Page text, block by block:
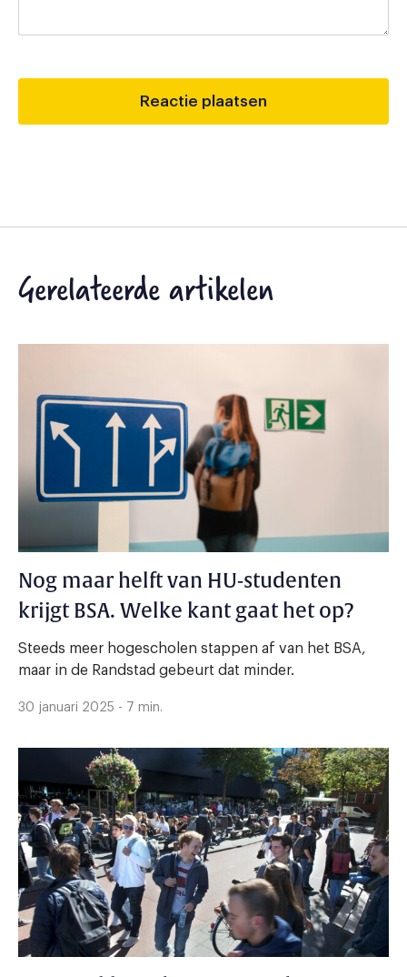
Gerelateerde artikelen
Nog maar helft van HU-studenten
krijgt BSA. Welke kant gaat het op?
Steeds meer hogescholen stappen af van het BSA,
maar in de Randstad gebeurt dat minder.
30 januari 2025 - 7 min.